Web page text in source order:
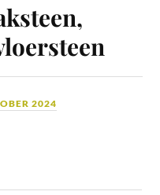
2024